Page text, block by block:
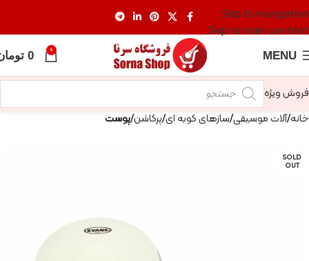
Skip to navigation
Skip to main content
MENU
0
0
فروش ویژه
خانه آلات موسیقی سازهای کوبه ای پرکاشن پوست
SOLD
OUT